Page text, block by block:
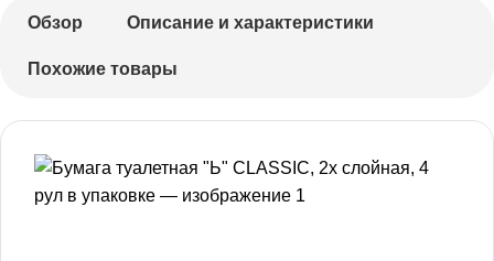
Обзор Описание и характеристики
Похожие товары